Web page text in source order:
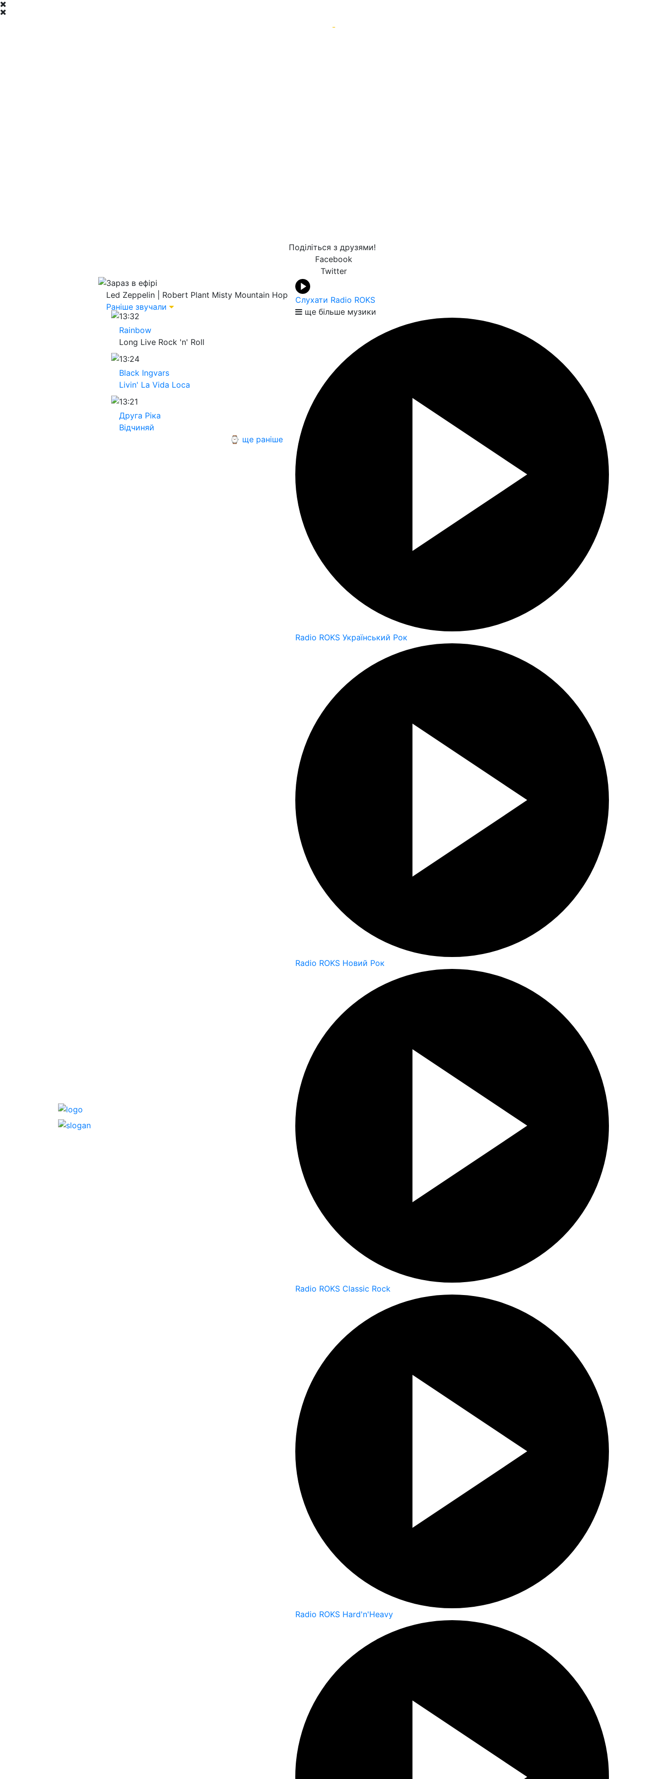
-
Поділіться з друзями!
Facebook
Twitter
Зараз в ефірі
Led Zeppelin | Robert Plant Misty Mountain Hop
Раніше звучали
13:32
Rainbow
Long Live Rock 'n' Roll
13:24
Black Ingvars
Livin' La Vida Loca
13:21
Друга Ріка
Відчиняй
⌚ ще раніше
Слухати Radio ROKS
ще більше музики
Radio ROKS Український Рок
Radio ROKS Новий Рок
Radio ROKS Classic Rock
Radio ROKS Hard'n'Heavy